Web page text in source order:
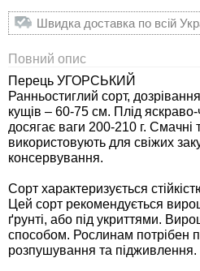
Швидка доставка по всій
Повний опис
Перець УГОРСЬКИЙ
Ранньостиглий сорт,
кущів – 60-75 см. Плід
досягає ваги 200-210 г. Смачні
використовують для свіжих
консервування.
Сорт характеризується
Цей сорт рекомендується
ґрунті, або під укриттями.
способом. Рослинам потрібен
розпушування та підживлення.
Семена салата
Семена сельдерея
Семена сидератов
Семена табака
Семена томатов
Средства защиты от
Средства защиты от комаров,
клещей, ос, мошек, слепней
Средства защиты от мух
Средства защиты от моли
Средства защиты от